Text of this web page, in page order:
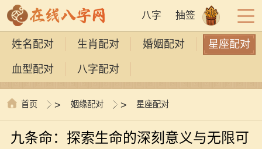
八字 抽签
姓名配对 生肖配对 婚姻配对 星座配对
血型配对 八字配对
首页 > 姻缘配对 > 星座配对
九条命：探索生命的深刻意义与无限可